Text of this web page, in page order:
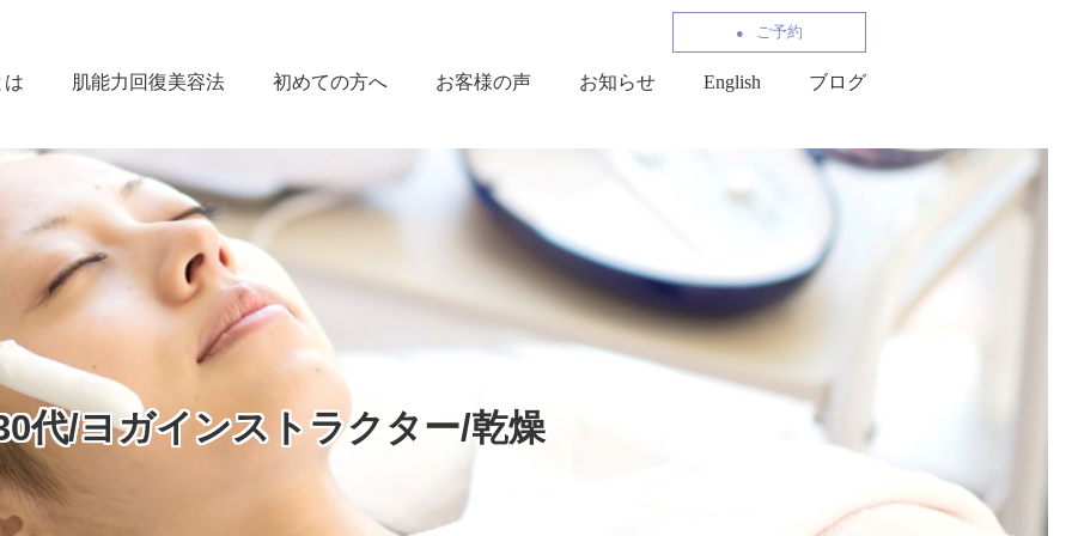
ご予約
は 肌能力回復美容法 初めての方へ お客様の声 お知らせ English ブログ
代/ヨガインストラクター/乾燥